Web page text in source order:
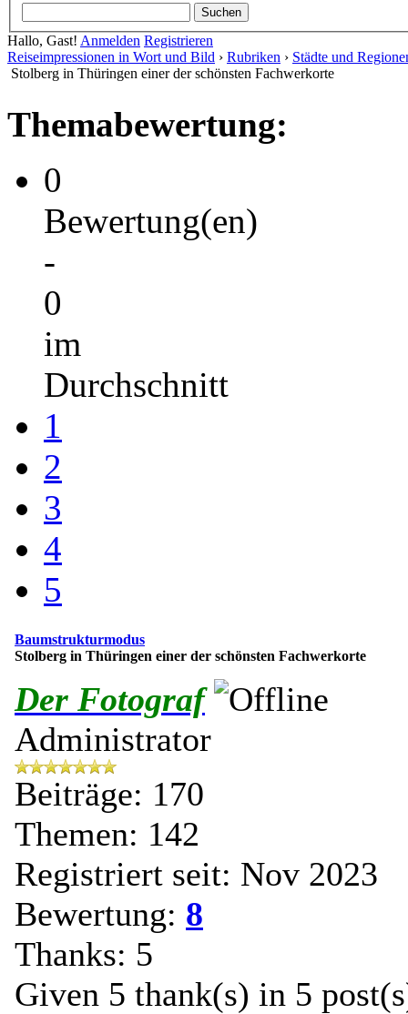
Hallo, Gast! Anmelden Registrieren
Reiseimpressionen in Wort und Bild › Rubriken › Städte und
Stolberg in Thüringen einer der schönsten Fachwerkorte
Themabewertung:
0
Bewertung(en)
-
0
im
Durchschnitt
1
2
3
4
5
Baumstrukturmodus
Stolberg in Thüringen einer der schönsten Fachwerkorte
Der Fotograf
Administrator
Beiträge: 170
Themen: 142
Registriert seit: Nov 2023
Bewertung: 8
Thanks: 5
Given 5 thank(s) in 5